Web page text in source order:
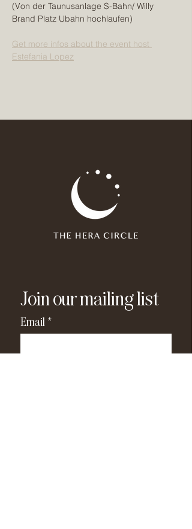
(Von der Taunusanlage S-Bahn/ Willy
Brand Platz Ubahn hochlaufen)
Get more infos about the event host
Estefania Lopez
Join our mailing list
Email *